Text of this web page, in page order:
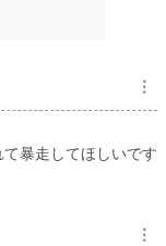
︙
暴走してほしいです
︙